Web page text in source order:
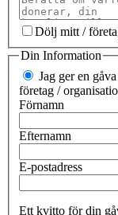
Dölj mitt /
Din Information
Jag ger en
företag /
Förnamn
Efternamn
E-postadress
Ett kvitto för din